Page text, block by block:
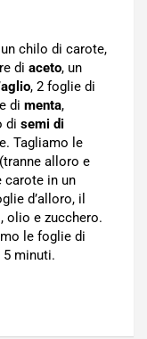
chilo di carote,
di aceto, un
aglio, 2 foglie di
di menta,
di semi di
Tagliamo le
alloro e
carote in un
d’alloro, il
olio e zucchero.
le foglie di
5 minuti.